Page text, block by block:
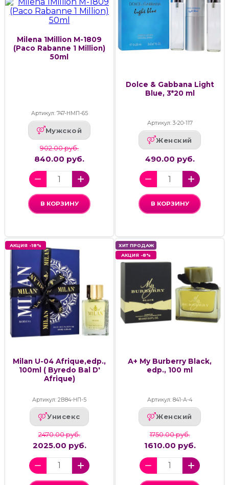
Milena 1Million M-1809
(Paco Rabanne 1 Million)
50ml
Артикул: 747-НМП-65
Мужской
902.00 руб.
840.00 руб.
В КОРЗИНУ
Dolce & Gabbana Light
Blue, 3*20 ml
Артикул: 3-20-117
Женский
490.00 руб.
В КОРЗИНУ
АКЦИЯ -18%
Milan U-04 Afrique,edp.,
100ml ( Byredo Bal D'
Afrique)
Артикул: 2В84-НП-5
Унисекс
2470.00 руб.
2025.00 руб.
ХИТ ПРОДАЖ
АКЦИЯ -8%
А+ My Burberry Black,
edp., 100 ml
Артикул: 841-А-4
Женский
1750.00 руб.
1610.00 руб.